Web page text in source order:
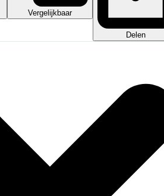
Vergelijkbaar
Delen